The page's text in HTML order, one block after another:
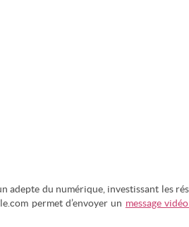
adepte du numérique, investissant les
permet d’envoyer un message